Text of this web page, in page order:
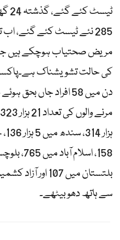
کی حالت تشویشناک
دن میں 58 افراد جاں
سے ہاتھ دھو بیٹھے۔